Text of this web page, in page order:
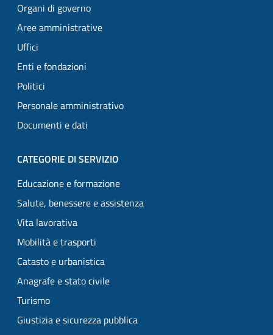
Organi di governo
Aree amministrative
Uffici
Enti e fondazioni
Politici
Personale amministrativo
Documenti e dati
CATEGORIE DI SERVIZIO
Educazione e formazione
Salute, benessere e assistenza
Vita lavorativa
Mobilità e trasporti
Catasto e urbanistica
Anagrafe e stato civile
Turismo
Giustizia e sicurezza pubblica